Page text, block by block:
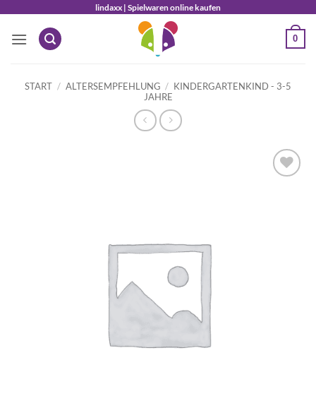
springen
lindaxx | Spielwaren online kaufen
0
START / ALTERSEMPFEHLUNG / KINDERGARTENKIND - 3-5
JAHRE